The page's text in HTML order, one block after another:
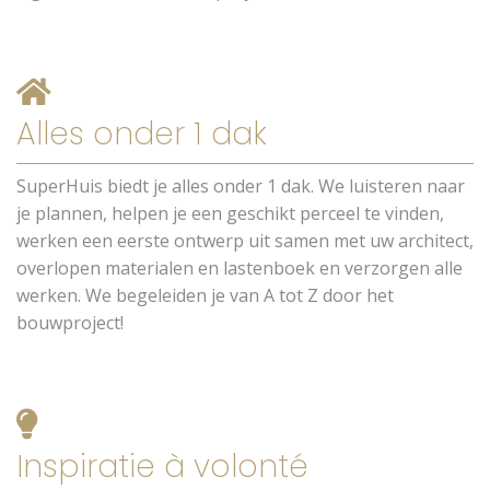
Alles onder 1 dak
SuperHuis biedt je alles onder 1 dak. We luisteren naar
je plannen, helpen je een geschikt perceel te vinden,
werken een eerste ontwerp uit samen met uw architect,
overlopen materialen en lastenboek en verzorgen alle
werken. We begeleiden je van A tot Z door het
bouwproject!
Inspiratie à volonté